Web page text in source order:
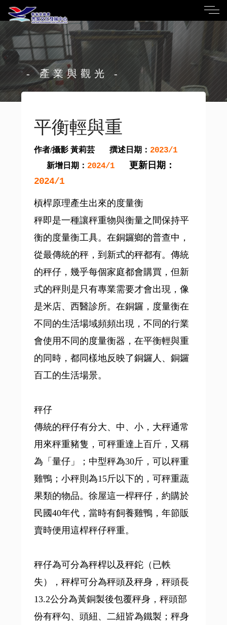
- 產業與觀光 -
平衡輕與重
作者/攝影 黃莉芸 撰述日期： 2023/1
新增日期： 2024/1
更新日期：
2024/1
槓桿原理產生出來的度量衡
秤即是一種讓秤重物與衡量之間保持平
衡的度量衡工具。在銅鑼鄉的普查中，
從最傳統的秤，到新式的秤都有。傳統
的秤仔，幾乎每個家庭都會購買，但新
式的秤則是只有專業需要才會出現，像
是米店、西醫診所。在銅鑼，度量衡在
不同的生活場域頻頻出現，不同的行業
會使用不同的度量衡器，在平衡輕與重
的同時，都同樣地反映了銅鑼人、銅鑼
百工的生活場景。
秤仔
傳統的秤仔有分大、中、小，大秤通常
用來秤重豬隻，可秤重達上百斤，又稱
為「量仔」；中型秤為30斤，可以秤重
雞鴨；小秤則為15斤以下的，可秤重蔬
果類的物品。徐屋這一桿秤仔，約購於
民國40年代，當時有飼養雞鴨，年節販
賣時便用這桿秤仔秤重。
秤仔為可分為秤桿以及秤鉈（已軼
失），秤桿可分為秤頭及秤身，秤頭長
13.2公分為黃銅製後包覆秤身，秤頭部
份有秤勾、頭紐、二紐皆為鐵製；秤身